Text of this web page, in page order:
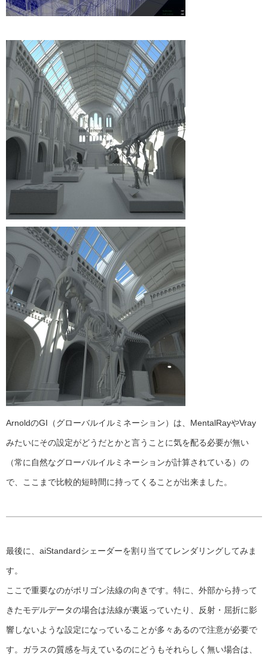
ArnoldのGI（グローバルイルミネーション）は、MentalRayやVray
みたいにその設定がどうだとかと言うことに気を配る必要が無い
（常に自然なグローバルイルミネーションが計算されている）の
で、ここまで比較的短時間に持ってくることが出来ました。
最後に、aiStandardシェーダーを割り当ててレンダリングしてみま
す。
ここで重要なのがポリゴン法線の向きです。特に、外部から持って
きたモデルデータの場合は法線が裏返っていたり、反射・屈折に影
響しないような設定になっていることが多々あるので注意が必要で
す。ガラスの質感を与えているのにどうもそれらしく無い場合は、